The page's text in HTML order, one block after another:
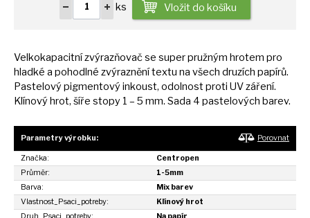
ks Vložit do košíku
Velkokapacitní zvýrazňovačse super pružným hrotem pro
hladké a pohodlné zvýraznění textu na všech druzích papírů.
Pastelový pigmentový inkoust, odolnost proti UVzáření.
Klínový hrot, šíře stopy 1 – 5 mm. Sada 4 pastelových barev.
Parametry výrobku: Porovnat
Značka:
Centropen
Průměr:
1-5mm
Barva:
Mix barev
Vlastnost_Psaci_potreby:
Klínový hrot